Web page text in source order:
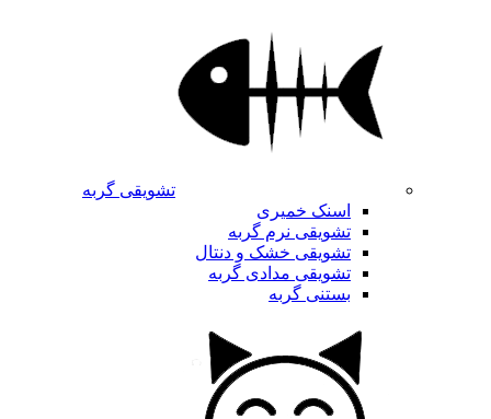
تشویقی گربه
اسنک خمیری
تشویقی نرم گربه
تشویقی خشک و دنتال
تشویقی مدادی گربه
بستنی گربه